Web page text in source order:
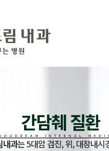
간담췌 질환
INTERNAL
내과는 5대암 검진, 위, 대장내시